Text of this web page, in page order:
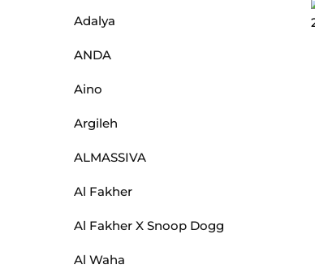
Adalya
ANDA
Aino
Argileh
ALMASSIVA
Al Fakher
Al Fakher X Snoop Dogg
Al Waha